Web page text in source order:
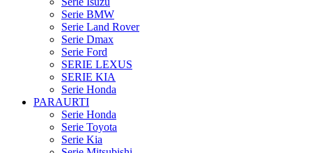
Serie BMW
Serie Land Rover
Serie Dmax
Serie Ford
SERIE LEXUS
SERIE KIA
Serie Honda
PARAURTI
Serie Honda
Serie Toyota
Serie Kia